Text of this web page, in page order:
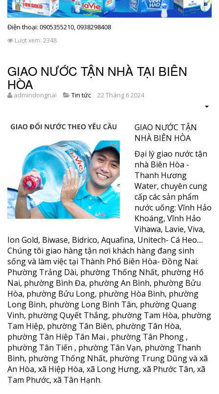
Điện thoại: 0905355210, 0938298408
Lượt xem: 2348
GIAO NƯỚC TẬN NHÀ TẠI BIÊN
HÒA
admindongnai Tin tức 22 Tháng 6 2024
GIAO NƯỚC TẬN
NHÀ BIÊN HÒA
Đại lý giao nước tận
nhà Biên Hòa -
Thanh Hương
Water, chuyên cung
cấp các sản phẩm
nước uống: Vĩnh Hảo
Khoáng, Vĩnh Hảo
Vihawa, Lavie, Viva,
Ion Gold, Biwase, Bidrico, Aquafina, Unitech- Cá Heo....
Chúng tôi giao hàng tận nơi khách hàng đang sinh
sống và làm việc tại Thành Phố Biên Hòa- Đồng Nai:
Phường Trảng Dài, phường Thống Nhất, phường Hố
Nai, phường Bình Đa, phường An Bình, phường Bửu
Hòa, phường Bửu Long, phường Hòa Bình, phường
Long Bình, phường Long Bình Tân, phường Quang
Vinh, phường Quyết Thắng, phường Tam Hòa, phường
Tam Hiệp, phường Tân Biên, phường Tân Hòa,
phường Tân Hiệp Tân Mai , phường Tân Phong ,
phường Tân Tiến , phường Tân Vạn, phường Thanh
Bình, phường Thống Nhất, phường Trung Dũng và xã
An Hòa, xã Hiệp Hòa, xã Long Hưng, xã Phước Tân, xã
Tam Phước, xã Tân Hạnh.